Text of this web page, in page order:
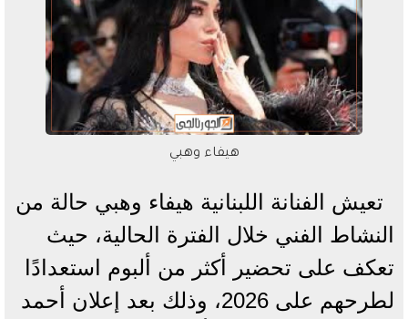
هيفاء وهبي
تعيش الفنانة اللبنانية هيفاء وهبي حالة من
النشاط الفني خلال الفترة الحالية، حيث
تعكف على تحضير أكثر من ألبوم استعدادًا
لطرحهم على 2026، وذلك بعد إعلان أحمد